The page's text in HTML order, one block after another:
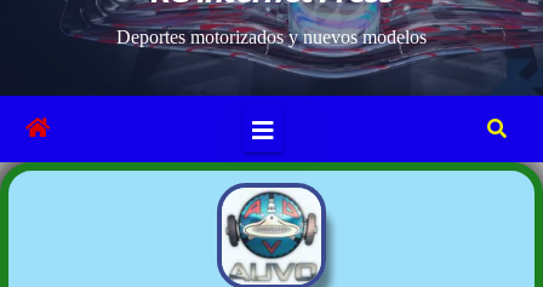
Deportes motorizados y nuevos modelos